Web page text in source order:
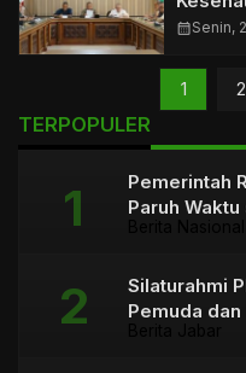
calendar_monthSenin,
1 2
TERPOPULER
Pemerintah
Paruh
Silaturahmi
Pemuda